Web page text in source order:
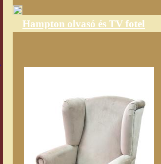
Hampton olvasó és TV fotel